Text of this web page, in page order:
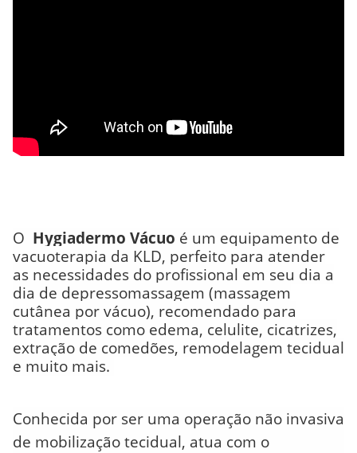
O Hygiadermo Vácuo é um equipamento de
vacuoterapia da KLD, perfeito para atender
as necessidades do profissional em seu dia a
dia de depressomassagem (massagem
cutânea por vácuo), recomendado para
tratamentos como edema, celulite, cicatrizes,
extração de comedões, remodelagem tecidual
e muito mais.
Conhecida por ser uma operação não invasiva
de mobilização tecidual, atua com o